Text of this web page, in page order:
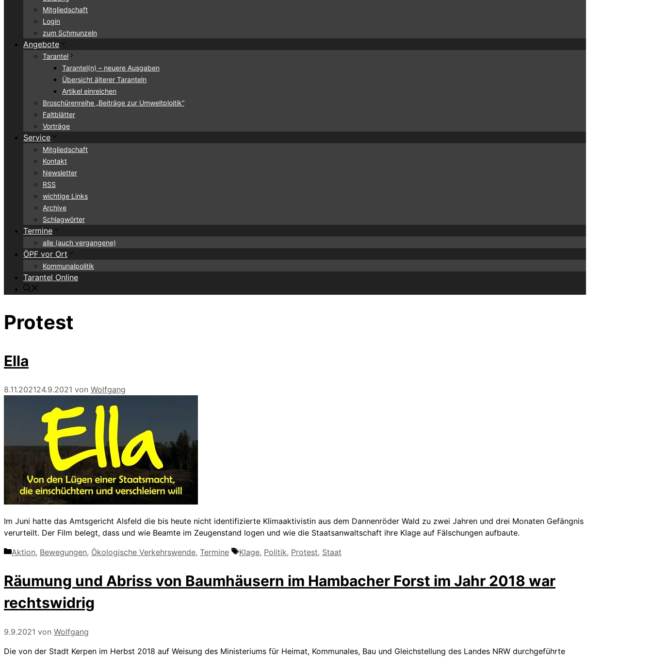
Mitgliedschaft
Login
zum Schmunzeln
Angebote
Tarantel
Tarantel(n) – neuere Ausgaben
Übersicht älterer Taranteln
Artikel einreichen
Broschürenreihe „Beiträge zur Umweltploitik“
Faltblätter
Vorträge
Service
Mitgliedschaft
Kontakt
Newsletter
RSS
wichtige Links
Archive
Schlagwörter
Termine
alle (auch vergangene)
ÖPF vor Ort
Kommunalpolitik
Tarantel Online
Protest
Ella
8.11.202124.9.2021 von Wolfgang
Im Juni hatte das Amtsgericht Alsfeld die bis heute nicht identifizierte Klimaaktivistin aus dem Dannenröder Wald zu zwei Jahren und drei Monaten Gefängnis
verurteilt. Der Film belegt, dass und wie Beamte im Zeugenstand logen und wie die Staatsanwaltschaft ihre Klage auf Fälschungen aufbaute.
Kategorien
Aktion, Bewegungen, Ökologische Verkehrswende, Termine Schlagwörter
Klage, Politik, Protest, Staat
Räumung und Abriss von Baumhäusern im Hambacher Forst im Jahr 2018 war
rechtswidrig
9.9.2021 von Wolfgang
Die von der Stadt Kerpen im Herbst 2018 auf Weisung des Ministeriums für Heimat, Kommunales, Bau und Gleichstellung des Landes NRW durchgeführte